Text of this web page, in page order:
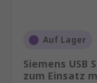
Auf Lager
Siemens USB
zum Einsatz